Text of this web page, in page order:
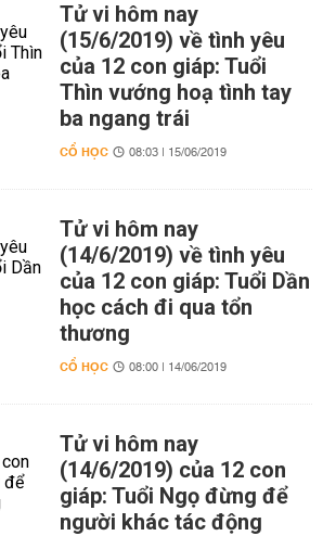
Tử vi hôm nay
(15/6/2019) về tình yêu
của 12 con giáp: Tuổi
Thìn vướng hoạ tình tay
ba ngang trái
CỔ HỌC 08:03 | 15/06/2019
Tử vi hôm nay
(14/6/2019) về tình yêu
của 12 con giáp: Tuổi Dần
học cách đi qua tổn
thương
CỔ HỌC 08:00 | 14/06/2019
Tử vi hôm nay
(14/6/2019) của 12 con
giáp: Tuổi Ngọ đừng để
người khác tác động